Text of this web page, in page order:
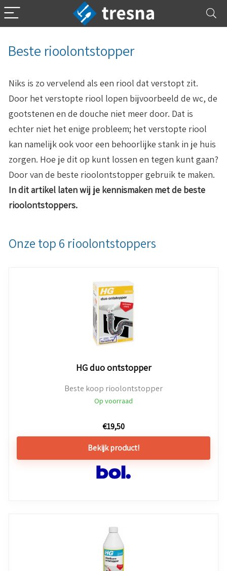
Beste rioolontstopper
Niks is zo vervelend als een riool dat verstopt zit.
Door het verstopte riool lopen bijvoorbeeld de wc, de
gootstenen en de douche niet meer door. Dat is
echter niet het enige probleem; het verstopte riool
kan namelijk ook voor een behoorlijke stank in je huis
zorgen. Hoe je dit op kunt lossen en tegen kunt gaan?
Door van de beste rioolontstopper gebruik te maken.
In dit artikel laten wij je kennismaken met de beste
rioolontstoppers.
Onze top 6 rioolontstoppers
HG duo ontstopper
Beste koop rioolontstopper
Op voorraad
€19,50
Bekijk product!